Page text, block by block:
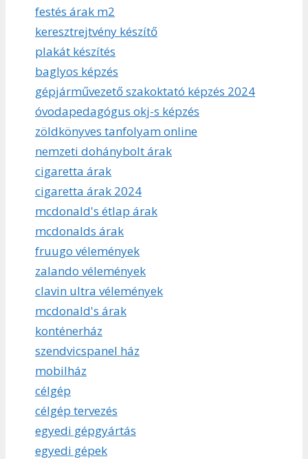
festés árak m2
keresztrejtvény készítő
plakát készítés
baglyos képzés
gépjárművezető szakoktató képzés 2024
óvodapedagógus okj-s képzés
zöldkönyves tanfolyam online
nemzeti dohánybolt árak
cigaretta árak
cigaretta árak 2024
mcdonald's étlap árak
mcdonalds árak
fruugo vélemények
zalando vélemények
clavin ultra vélemények
mcdonald's árak
konténerház
szendvicspanel ház
mobilház
célgép
célgép tervezés
egyedi gépgyártás
egyedi gépek